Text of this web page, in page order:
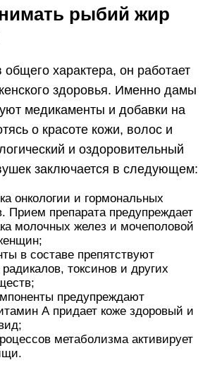
рыбий жир
характера, он работает
здоровья. Именно дамы
медикаменты и добавки на
о красоте кожи, волос и
и оздоровительный
заключается в следующем:
онкологии и гормональных
Прием препарата предупреждает
молочных желез и мочеполовой
в составе препятствуют
токсинов и других
предупреждают
А придает коже здоровый и
метаболизма активирует